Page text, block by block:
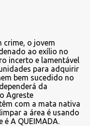
crime, o jovem
ao exílio no
incerto e lamentável
para adquirir
bem sucedido no
da
Agreste
com a mata nativa
a área é usando
A QUEIMADA.